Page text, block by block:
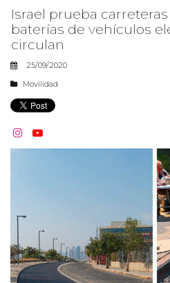
Israel prueba
baterías de vehículos
circulan
25/09/2020
Movilidad
 